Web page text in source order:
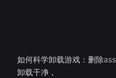
如何科学卸载游戏：删除
卸载干净，